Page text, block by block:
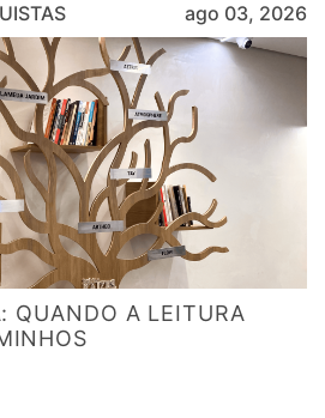
ago 03, 2026
QUANDO A LEITURA